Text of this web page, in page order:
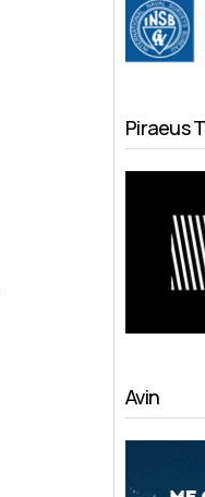
Piraeus
Avin